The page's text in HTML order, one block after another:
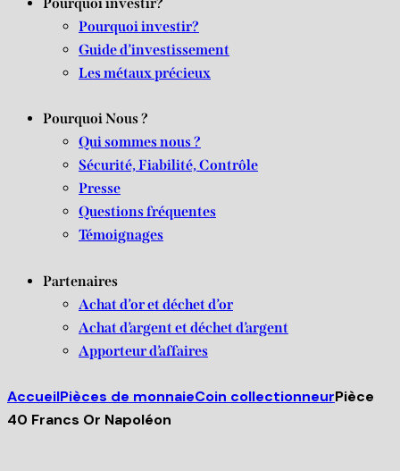
Pourquoi investir?
Guide d’investissement
Les métaux précieux
Pourquoi Nous ?
Qui sommes nous ?
Sécurité, Fiabilité, Contrôle
Presse
Questions fréquentes
Témoignages
Partenaires
Achat d’or et déchet d’or
Achat d’argent et déchet d’argent
Apporteur d’affaires
AccueilPièces de monnaieCoin collectionneurPièce
40 Francs Or Napoléon